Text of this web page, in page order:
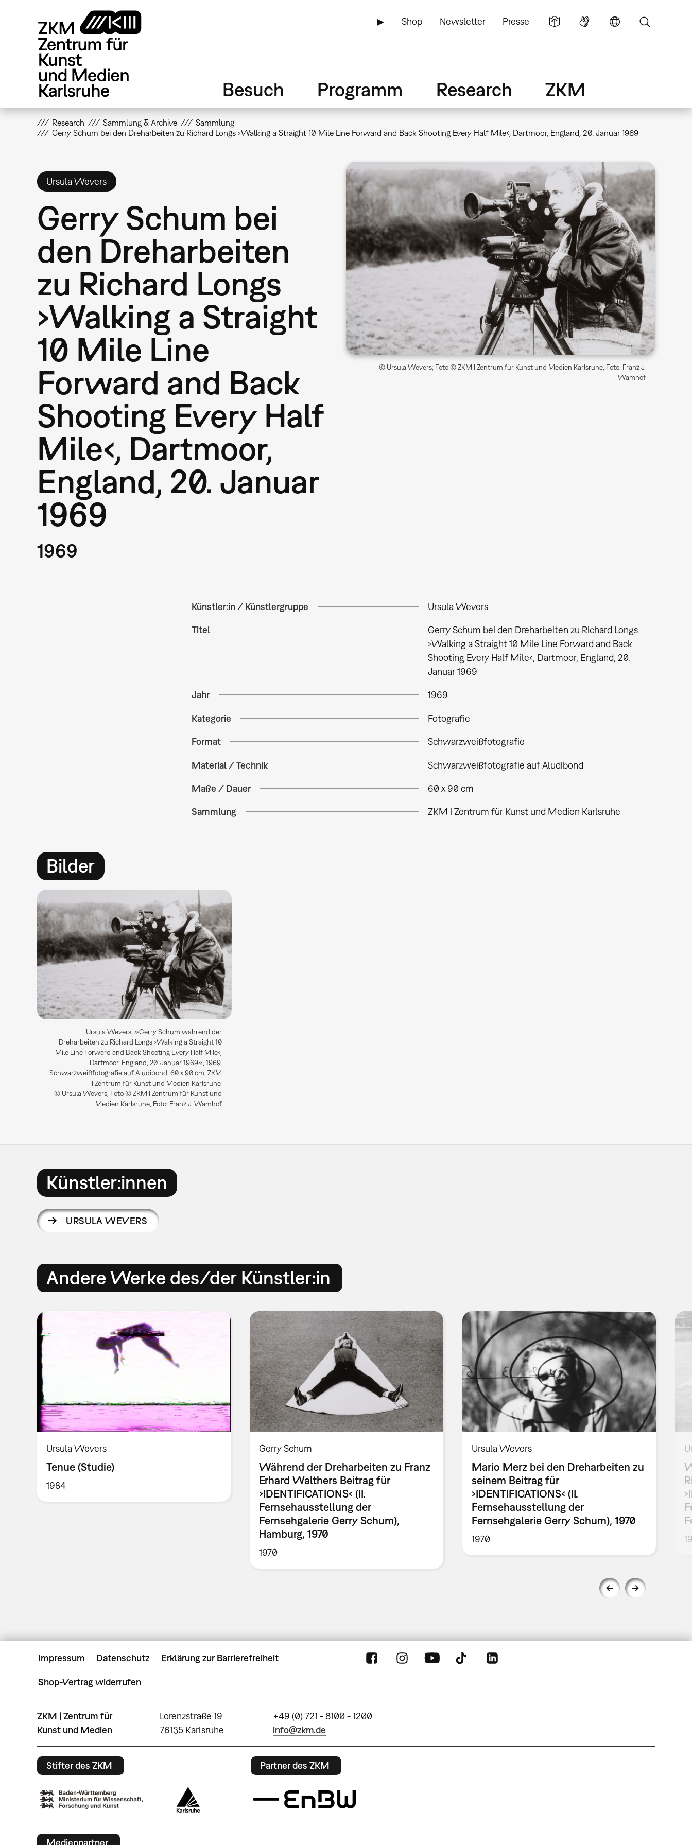
▶ Shop Newsletter Presse
Besuch Programm Research ZKM
Research Sammlung & Archive
Sammlung
Gerry Schum bei den Dreharbeiten zu Richard Longs ›Walking a Straight 10 Mile Line Forward and Back Shooting Every Half Mile‹, Dartmoor, England, 20. Januar 1969
Ursula Wevers
Gerry Schum bei
den Dreharbeiten
zu Richard Longs
›Walking a Straight
10 Mile Line
Forward and Back
Shooting Every Half
Mile‹, Dartmoor,
England, 20. Januar
1969
1969
© Ursula Wevers; Foto © ZKM | Zentrum für Kunst und Medien Karlsruhe, Foto: Franz J.
Wamhof
Künstler:in / Künstlergruppe Ursula Wevers
Titel
Gerry Schum bei den Dreharbeiten zu Richard Longs
›Walking a Straight 10 Mile Line Forward and Back
Shooting Every Half Mile‹, Dartmoor, England, 20.
Januar 1969
Jahr 1969
Kategorie Fotografie
Format Schwarzweißfotografie
Material / Technik Schwarzweißfotografie auf Aludibond
Maße / Dauer 60 x 90 cm
Sammlung ZKM | Zentrum für Kunst und Medien Karlsruhe
Bilder
Ursula Wevers, »Gerry Schum während der
Dreharbeiten zu Richard Longs ›Walking a Straight 10
Mile Line Forward and Back Shooting Every Half Mile‹,
Dartmoor, England, 20. Januar 1969«, 1969,
Schwarzweißfotografie auf Aludibond, 60 x 90 cm, ZKM
| Zentrum für Kunst und Medien Karlsruhe.
© Ursula Wevers; Foto © ZKM | Zentrum für Kunst und
Medien Karlsruhe, Foto: Franz J. Wamhof
Künstler:innen
URSULA WEVERS
Andere Werke des/der Künstler:in
Ursula Wevers
Tenue (Studie)
1984
Gerry Schum
Während der Dreharbeiten zu Franz
Erhard Walthers Beitrag für
›IDENTIFICATIONS‹ (II.
Fernsehausstellung der
Fernsehgalerie Gerry Schum),
Hamburg, 1970
1970
Ursula Wevers
Mario Merz bei den Dreharbeiten zu
seinem Beitrag für
›IDENTIFICATIONS‹ (II.
Fernsehausstellung der
Fernsehgalerie Gerry Schum), 1970
1970
Impressum Datenschutz Erklärung zur Barrierefreiheit
Shop-Vertrag widerrufen
ZKM | Zentrum für
Kunst und Medien
Lorenzstraße 19
76135 Karlsruhe
+49 (0) 721 - 8100 - 1200
info@zkm.de
Stifter des ZKM Partner des ZKM